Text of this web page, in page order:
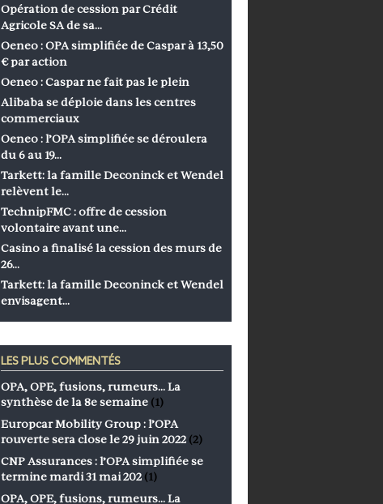
Opération de cession par Crédit
Agricole SA de sa…
Oeneo : OPA simplifiée de Caspar à 13,50
€ par action
Oeneo : Caspar ne fait pas le plein
Alibaba se déploie dans les centres
commerciaux
Oeneo : l’OPA simplifiée se déroulera
du 6 au 19…
Tarkett: la famille Deconinck et Wendel
relèvent le…
TechnipFMC : offre de cession
volontaire avant une…
Casino a finalisé la cession des murs de
26…
Tarkett: la famille Deconinck et Wendel
envisagent…
LES PLUS COMMENTÉS
OPA, OPE, fusions, rumeurs… La
synthèse de la 8e semaine (1)
Europcar Mobility Group : l’OPA
rouverte sera close le 29 juin 2022 (2)
CNP Assurances : l’OPA simplifiée se
termine mardi 31 mai 202 (1)
OPA, OPE, fusions, rumeurs… La